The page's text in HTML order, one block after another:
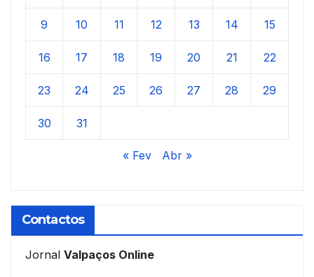
9 10 11 12 13 14 15
16 17 18 19 20 21 22
23 24 25 26 27 28 29
30 31
« Fev Abr »
Contactos
Jornal Valpaços Online